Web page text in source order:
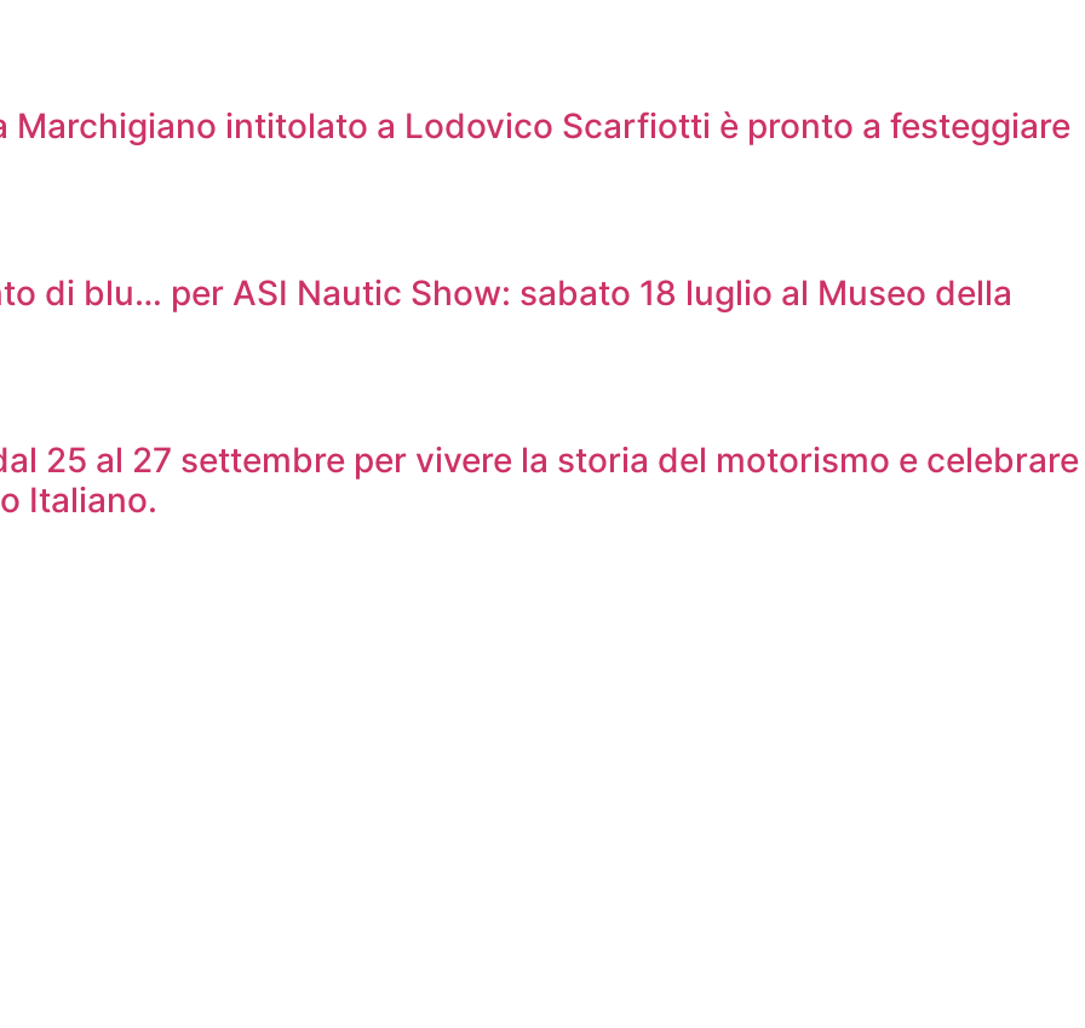
Marchigiano intitolato a Lodovico Scarfiotti è pronto a festeggiare
di blu… per ASI Nautic Show: sabato 18 luglio al Museo della
25 al 27 settembre per vivere la storia del motorismo e celebrare
Italiano.